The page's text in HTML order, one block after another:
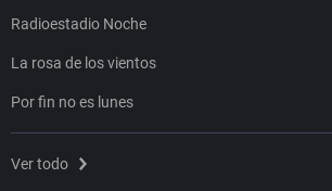
Radioestadio Noche
La rosa de los vientos
Por fin no es lunes
Ver todo